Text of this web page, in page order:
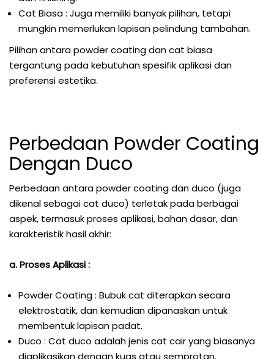
Cat Biasa : Juga memiliki banyak pilihan, tetapi
mungkin memerlukan lapisan pelindung tambahan.
Pilihan antara powder coating dan cat biasa
tergantung pada kebutuhan spesifik aplikasi dan
preferensi estetika.
Perbedaan Powder Coating
Dengan Duco
Perbedaan antara powder coating dan duco (juga
dikenal sebagai cat duco) terletak pada berbagai
aspek, termasuk proses aplikasi, bahan dasar, dan
karakteristik hasil akhir:
a. Proses Aplikasi :
Powder Coating : Bubuk cat diterapkan secara
elektrostatik, dan kemudian dipanaskan untuk
membentuk lapisan padat.
Duco : Cat duco adalah jenis cat cair yang biasanya
diaplikasikan dengan kuas atau semprotan.